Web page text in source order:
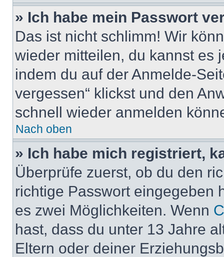
» Ich habe mein Passwort
Das ist nicht schlimm! Wir
wieder mitteilen, du kannst es
indem du auf der Anmelde-
vergessen“ klickst und den
schnell wieder anmelden
Nach oben
» Ich habe mich registriert,
Überprüfe zuerst, ob du den
richtige Passwort eingegeben
es zwei Möglichkeiten. Wenn
hast, dass du unter 13 Jahre
Eltern oder deiner